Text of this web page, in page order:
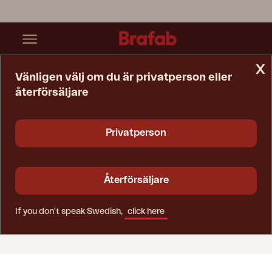
x
Vänligen välj om du är privatperson eller
återförsäljare
Privatperson
Återförsäljare
If you don't speak Swedish, click here